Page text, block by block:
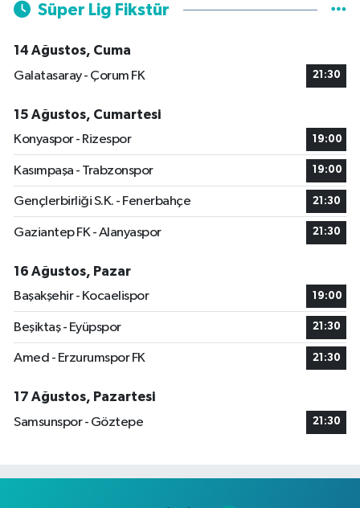
Süper Lig Fikstür
14 Ağustos, Cuma
Galatasaray - Çorum FK
21:30
15 Ağustos, Cumartesi
Konyaspor - Rizespor
19:00
Kasımpaşa - Trabzonspor 19:00
Gençlerbirliği S.K. - Fenerbahçe 21:30
Gaziantep FK - Alanyaspor 21:30
16 Ağustos, Pazar
Başakşehir - Kocaelispor
19:00
Beşiktaş - Eyüpspor 21:30
Amed - Erzurumspor FK 21:30
17 Ağustos, Pazartesi
Samsunspor - Göztepe
21:30